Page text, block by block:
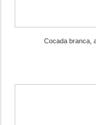
Cocada branca,